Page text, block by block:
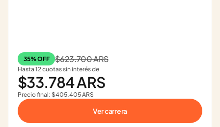
35% OFF $623.700 ARS
Hasta 12 cuotas sin interés de
$33.784 ARS
Precio final: $405.405 ARS
Ver carrera